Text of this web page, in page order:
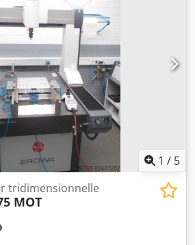
toute responsabilité en cas
de transmission de données. L’état
le plan esthétique que technique
conforme à son âge. Les
vendues sans aucune garantie.
1 / 5
tridimensionnelle
MOT